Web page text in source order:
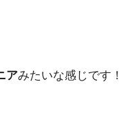
アみたいな感じです！